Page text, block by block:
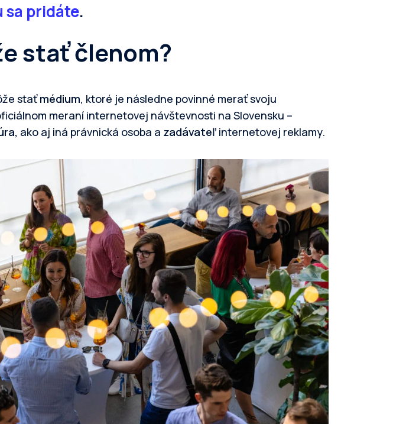
sa pridáte.
stať členom?
staťmédium, ktoré je následne povinné merať svoju
meraní internetovej návštevnosti na Slovensku –
ako aj iná právnická osoba a zadávateľ internetovej reklamy.